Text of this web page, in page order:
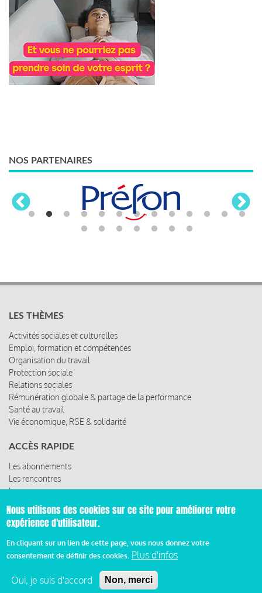
NOS PARTENAIRES
LES THÈMES
Activités sociales et culturelles
Emploi, formation et compétences
Organisation du travail
Protection sociale
Relations sociales
Rémunération globale & partage de la performance
Santé au travail
Vie économique, RSE & solidarité
ACCÈS RAPIDE
Les abonnements
Les rencontres
Les ressources
© 2019 Miroir Social - Réalisé par Cafffeine
Pied
d’abonnement
Nous utilisons des cookies sur ce site pour améliorer votre
expérience d'utilisateur.
En cliquant sur un lien de cette page, vous nous donnez votre
consentement de définir des cookies. Plus d'infos
Oui, je suis d'accord Non, merci